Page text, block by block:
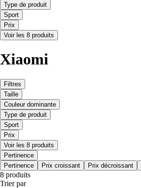
Type de produit
Sport
Prix
Voir les 8 produits
Xiaomi
Filtres
Taille
Couleur dominante
Type de produit
Sport
Prix
Voir les 8 produits
Pertinence
Pertinence
Prix croissant Prix décroissant
8 produits
Trier par